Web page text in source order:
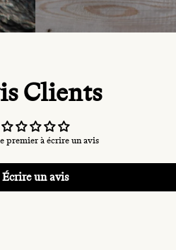
Clients
premier à écrire un avis
Écrire un avis